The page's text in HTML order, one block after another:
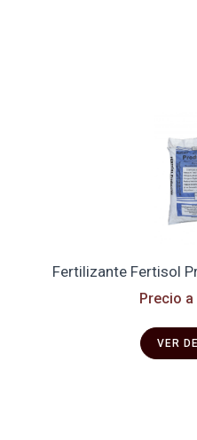
Fertilizante Fertisol
Precio
VER